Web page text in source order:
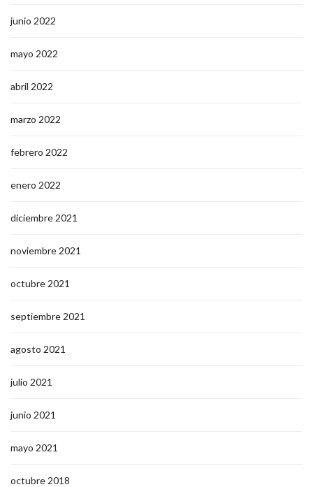
junio 2022
mayo 2022
abril 2022
marzo 2022
febrero 2022
enero 2022
diciembre 2021
noviembre 2021
octubre 2021
septiembre 2021
agosto 2021
julio 2021
junio 2021
mayo 2021
octubre 2018